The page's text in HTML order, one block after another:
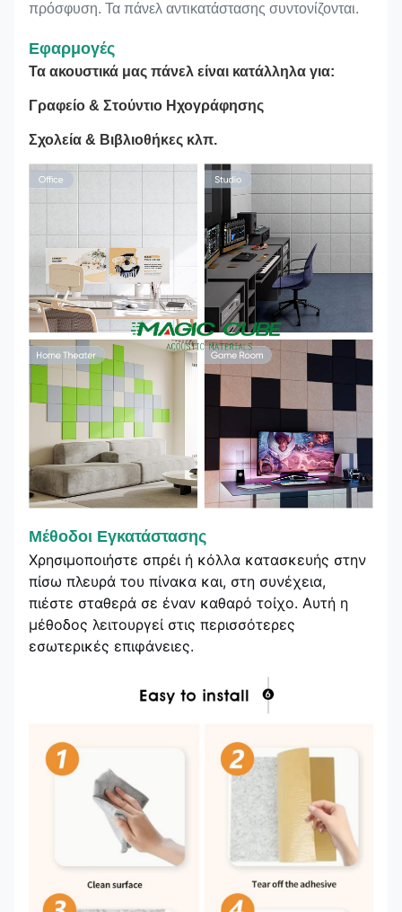
πρόσφυση. Τα πάνελ αντικατάστασης συντονίζονται.
Εφαρμογές
Τα ακουστικά μας πάνελ είναι κατάλληλα για:
Γραφείο & Στούντιο Ηχογράφησης
Σχολεία & Βιβλιοθήκες κλπ.
Μέθοδοι Εγκατάστασης
Χρησιμοποιήστε σπρέι ή κόλλα κατασκευής στην
πίσω πλευρά του πίνακα και, στη συνέχεια,
πιέστε σταθερά σε έναν καθαρό τοίχο. Αυτή η
μέθοδος λειτουργεί στις περισσότερες
εσωτερικές επιφάνειες.